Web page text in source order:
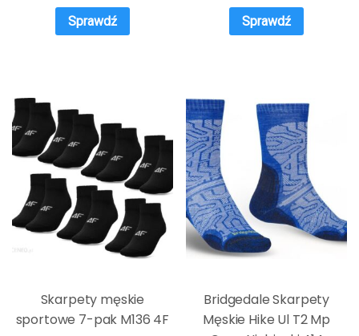
Sprawdź Sprawdź
Skarpety męskie
sportowe 7-pak M136 4F
Bridgedale Skarpety
Męskie Hike Ul T2 Mp